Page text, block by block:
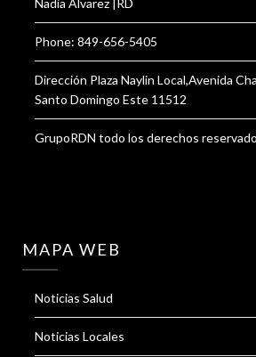
Nadia Alvarez |RD
Phone: 849-656-5405
Dirección Plaza Naylin Local,Avenida
Santo Domingo Este 11512
GrupoRDN todo los derechos
MAPA WEB
Noticias Salud
Noticias Locales